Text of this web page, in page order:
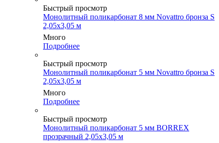
Быстрый просмотр
Монолитный поликарбонат 8 мм Novattro бронза S
2,05х3,05 м
Много
Подробнее
Быстрый просмотр
Монолитный поликарбонат 5 мм Novattro бронза S
2,05х3,05 м
Много
Подробнее
Быстрый просмотр
Монолитный поликарбонат 5 мм BORREX
прозрачный 2,05х3,05 м